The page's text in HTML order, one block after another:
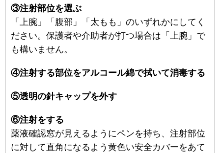
③注射部位を選ぶ
「上腕」「腹部」「太もも」のいずれかにしてく
ださい。保護者や介助者が打つ場合は「上腕」で
も構いません。
④注射する部位をアルコール綿で拭いて消毒する
⑤透明の針キャップを外す
⑥注射をする
薬液確認窓が見えるようにペンを持ち、注射部位
に対して直角になるよう黄色い安全カバーをあて